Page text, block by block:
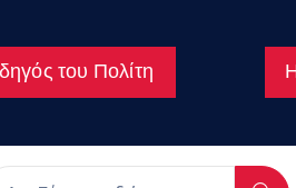
του Πολίτη